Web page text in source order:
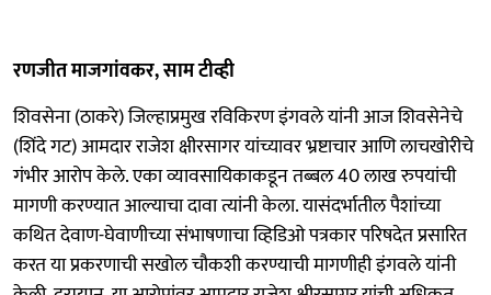
रणजीत माजगांवकर, साम टीव्ही
शिवसेना (ठाकरे) जिल्हाप्रमुख रविकिरण इंगवले यांनी आज शिवसेनेचे
(शिंदे गट) आमदार राजेश क्षीरसागर यांच्यावर भ्रष्टाचार आणि लाचखोरीचे
गंभीर आरोप केले. एका व्यावसायिकाकडून तब्बल 40 लाख रुपयांची
मागणी करण्यात आल्याचा दावा त्यांनी केला. यासंदर्भातील पैशांच्या
कथित देवाण-घेवाणीच्या संभाषणाचा व्हिडिओ पत्रकार परिषदेत प्रसारित
करत या प्रकरणाची सखोल चौकशी करण्याची मागणीही इंगवले यांनी